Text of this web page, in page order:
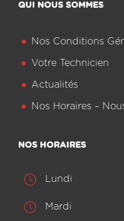
QUI NOUS SOMMES
Nos Conditions
Votre Technicien
Actualités
Nos Horaires –
NOS HORAIRES
Lundi
Mardi